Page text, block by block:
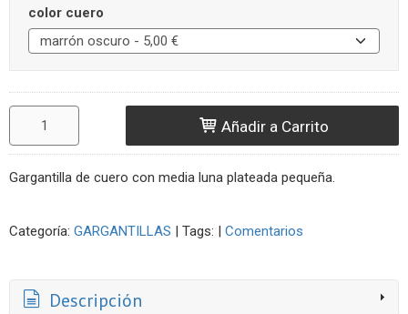
color cuero
Añadir a Carrito
Gargantilla de cuero con media luna plateada pequeña.
Categoría: GARGANTILLAS | Tags: | Comentarios
Descripción